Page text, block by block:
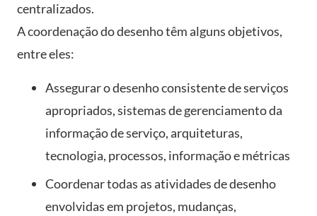
centralizados.
A coordenação do desenho têm alguns objetivos,
entre eles:
Assegurar o desenho consistente de serviços
apropriados, sistemas de gerenciamento da
informação de serviço, arquiteturas,
tecnologia, processos, informação e métricas
Coordenar todas as atividades de desenho
envolvidas em projetos, mudanças,